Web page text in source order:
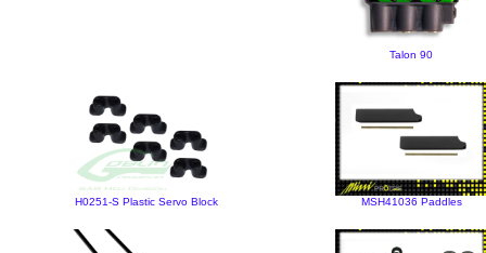
Talon 90
H0251-S Plastic Servo Block MSH41036 Paddles